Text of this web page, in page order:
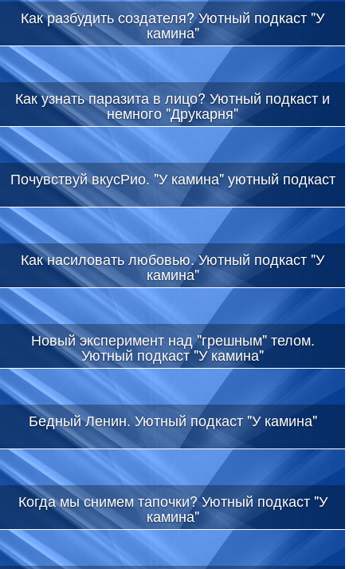
Как разбудить создателя? Уютный подкаст "У
камина"
Как узнать паразита в лицо? Уютный подкаст и
немного "Друкарня"
Почувствуй вкусРио. "У камина" уютный подкаст
Как насиловать любовью. Уютный подкаст "У
камина"
Новый эксперимент над "грешным" телом.
Уютный подкаст "У камина"
Бедный Ленин. Уютный подкаст "У камина"
Когда мы снимем тапочки? Уютный подкаст "У
камина"